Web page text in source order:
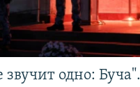
звучит одно: